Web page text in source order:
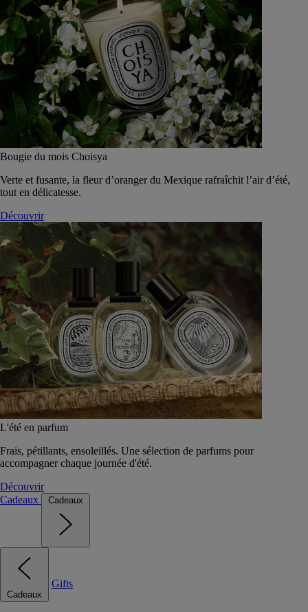
Bougie du mois Choisya
Verte et fusante, la fleur d’oranger du Mexique rafraîchit l’air d’été,
tout en délicatesse.
Découvrir
L'été en parfum
Frais, pétillants, ensoleillés. Une sélection de parfums pour
accompagner chaque journée d'été.
Découvrir
Cadeaux
Cadeaux
Cadeaux
Gifts